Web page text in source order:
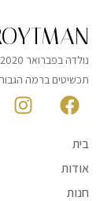
תכשיטים ברמה
בית
אודות
חנות